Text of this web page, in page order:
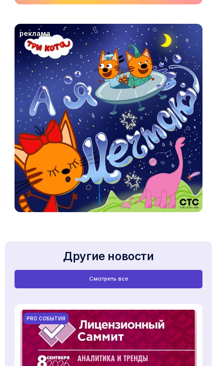
реклама
Другие новости
Смотреть все
PRO СОБЫТИЯ